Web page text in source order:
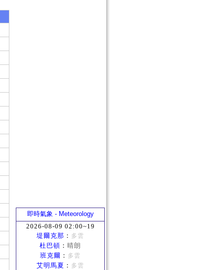
即時氣象 - Meteorology
2026-08-09 02:00~19
堤爾克那 ： 多雲
杜巴頓 ： 晴朗
班克爾 ： 多雲
艾明馬夏 ： 多雲